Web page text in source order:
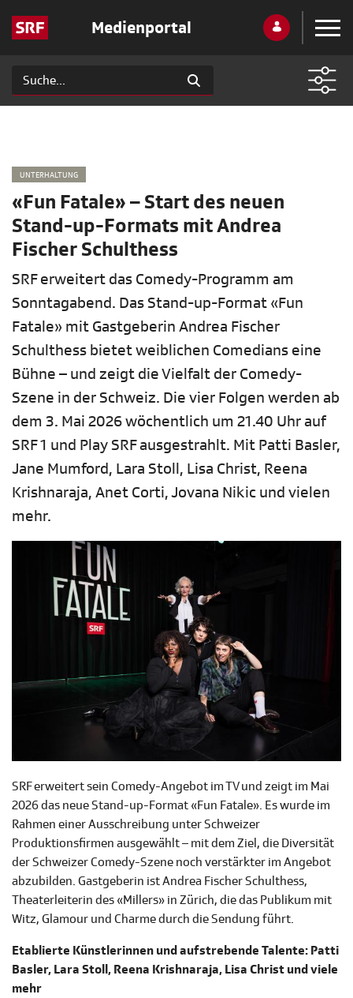
Medienportal
UNTERHALTUNG
«Fun Fatale» – Start des neuen
Stand-up-Formats mit Andrea
Fischer Schulthess
SRF erweitert das Comedy-Programm am
Sonntagabend. Das Stand-up-Format «Fun
Fatale» mit Gastgeberin Andrea Fischer
Schulthess bietet weiblichen Comedians eine
Bühne – und zeigt die Vielfalt der Comedy-
Szene in der Schweiz. Die vier Folgen werden ab
dem 3. Mai 2026 wöchentlich um 21.40 Uhr auf
SRF 1 und Play SRF ausgestrahlt. Mit Patti Basler,
Jane Mumford, Lara Stoll, Lisa Christ, Reena
Krishnaraja, Anet Corti, Jovana Nikic und vielen
mehr.
SRF erweitert sein Comedy-Angebot im TV und zeigt im Mai
2026 das neue Stand-up-Format «Fun Fatale». Es wurde im
Rahmen einer Ausschreibung unter Schweizer
Produktionsfirmen ausgewählt – mit dem Ziel, die Diversität
der Schweizer Comedy-Szene noch verstärkter im Angebot
abzubilden. Gastgeberin ist Andrea Fischer Schulthess,
Theaterleiterin des «Millers» in Zürich, die das Publikum mit
Witz, Glamour und Charme durch die Sendung führt.
Etablierte Künstlerinnen und aufstrebende Talente: Patti
Basler, Lara Stoll, Reena Krishnaraja, Lisa Christ und viele
mehr